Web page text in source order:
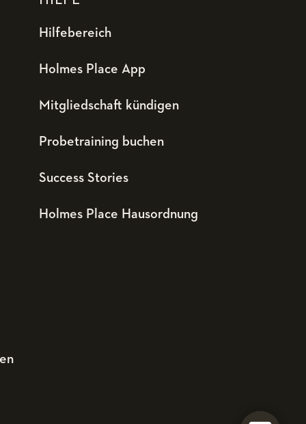
Hilfebereich
Holmes Place App
Mitgliedschaft kündigen
Probetraining buchen
Success Stories
Holmes Place Hausordnung